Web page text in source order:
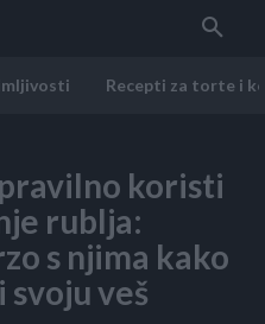
Recepti za torte i
koristi
rublja:
s njima kako
veš